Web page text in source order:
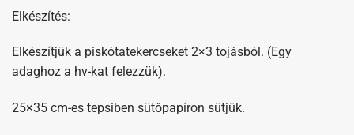
Elkészítés:
Elkészítjük a piskótatekercseket 2×3 tojásból. (Egy
adaghoz a hv-kat felezzük).
25×35 cm-es tepsiben sütőpapíron sütjük.